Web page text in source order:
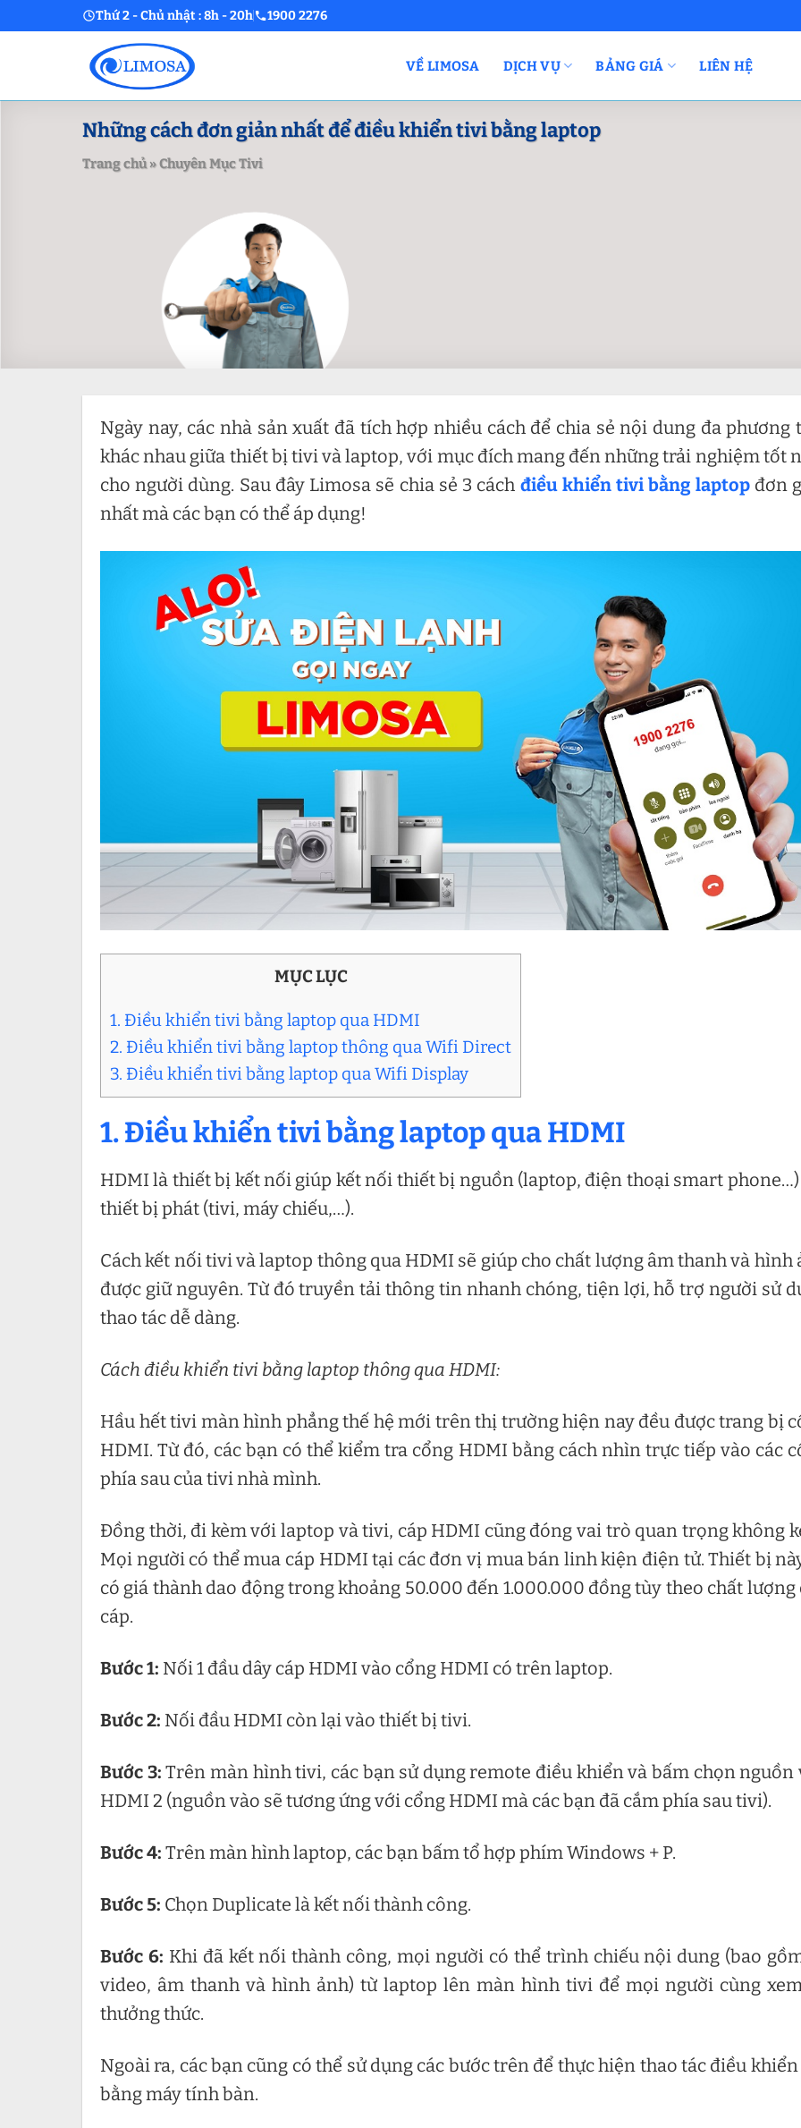
to
Thứ 2 - Chủ nhật : 8h - 20h 1900 2276
VỀ LIMOSA DỊCH VỤ BẢNG GIÁ LIÊN HỆ
Những cách đơn giản nhất để điều khiển tivi bằng laptop
Trang chủ»Chuyên Mục Tivi
Ngày nay, các nhà sản xuất đã tích hợp nhiều cách để chia sẻ nội dung đa phương
khác nhau giữa thiết bị tivi và laptop, với mục đích mang đến những trải nghiệm tốt
cho người dùng. Sau đây Limosa sẽ chia sẻ 3 cách điều khiển tivi bằng laptopđơn
nhất mà các bạn có thể áp dụng!
MỤC LỤC
1. Điều khiển tivi bằng laptop qua HDMI
2. Điều khiển tivi bằng laptop thông qua Wifi Direct
3. Điều khiển tivi bằng laptop qua Wifi Display
1. Điều khiển tivi bằng laptop qua HDMI
HDMI là thiết bị kết nối giúp kết nối thiết bị nguồn (laptop, điện thoại smart
thiết bị phát (tivi, máy chiếu,…).
Cách kết nối tivi và laptop thông qua HDMI sẽ giúp cho chất lượng âm thanh và hình
được giữ nguyên. Từ đó truyền tải thông tin nhanh chóng, tiện lợi, hỗ trợ người sử
thao tác dễ dàng.
Cách điều khiển tivi bằng laptop thông qua HDMI:
Hầu hết tivi màn hình phẳng thế hệ mới trên thị trường hiện nay đều được trang bị
HDMI. Từ đó, các bạn có thể kiểm tra cổng HDMI bằng cách nhìn trực tiếp vào các
phía sau của tivi nhà mình.
Đồng thời, đi kèm với laptop và tivi, cáp HDMI cũng đóng vai trò quan trọng không
Mọi người có thể mua cáp HDMI tại các đơn vị mua bán linh kiện điện tử. Thiết bị
có giá thành dao động trong khoảng 50.000 đến 1.000.000 đồng tùy theo chất lượng
cáp.
Bước 1: Nối 1 đầu dây cáp HDMI vào cổng HDMI có trên laptop.
Bước 2: Nối đầu HDMI còn lại vào thiết bị tivi.
Bước 3: Trên màn hình tivi, các bạn sử dụng remote điều khiển và bấm chọn nguồn
HDMI 2 (nguồn vào sẽ tương ứng với cổng HDMI mà các bạn đã cắm phía sau tivi).
Bước 4: Trên màn hình laptop, các bạn bấm tổ hợp phím Windows + P.
Bước 5: Chọn Duplicate là kết nối thành công.
Bước 6: Khi đã kết nối thành công, mọi người có thể trình chiếu nội dung (bao
video, âm thanh và hình ảnh) từ laptop lên màn hình tivi để mọi người cùng
thưởng thức.
Ngoài ra, các bạn cũng có thể sử dụng các bước trên để thực hiện thao tác điều
bằng máy tính bàn.